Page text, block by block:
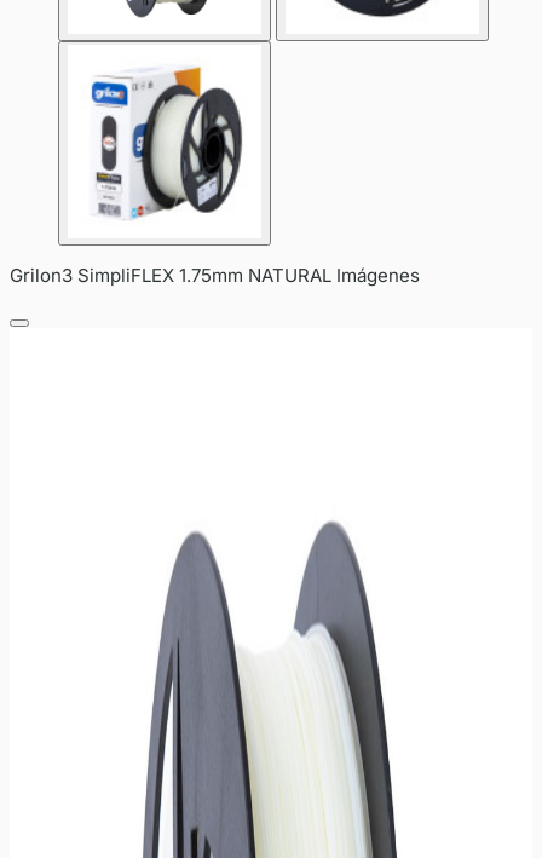
Grilon3 SimpliFLEX 1.75mm NATURAL Imágenes